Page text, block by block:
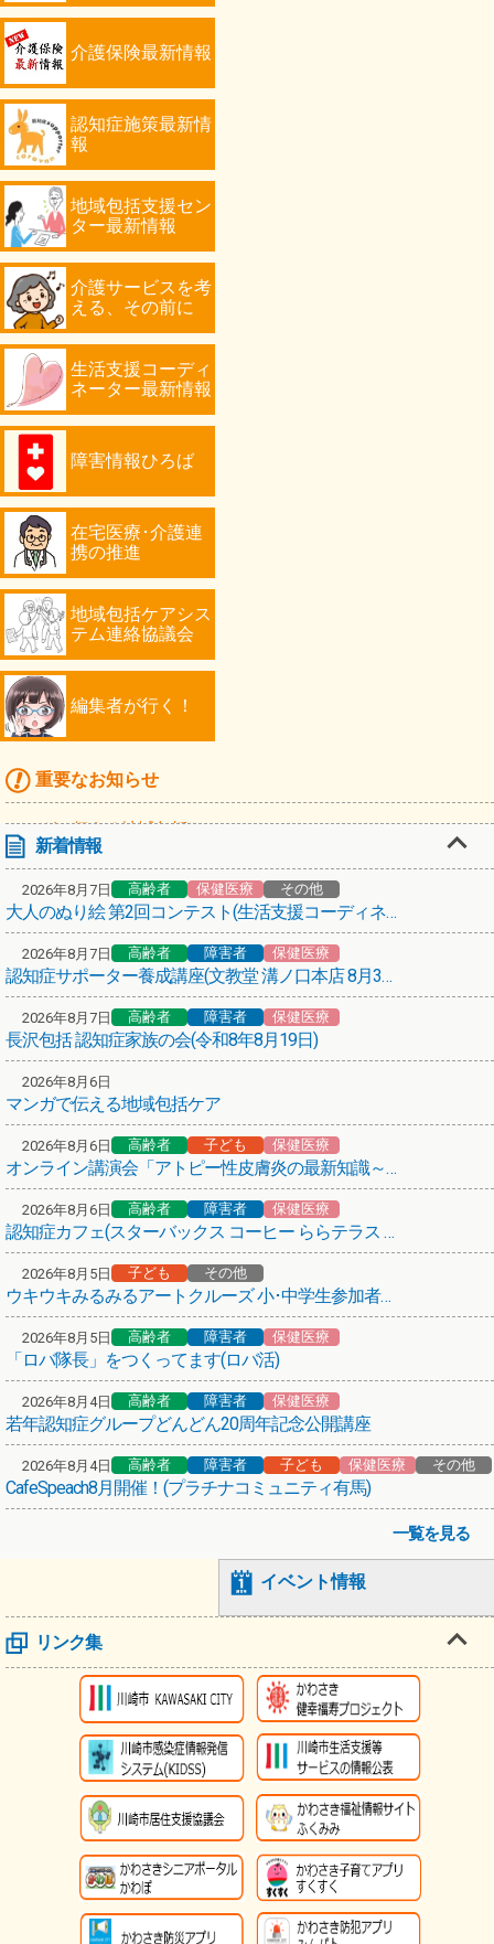
介護保険最新情報
認知症施策最新情
報
地域包括支援セン
ター最新情報
介護サービスを考
える、その前に
生活支援コーディ
ネーター最新情報
障害情報ひろば
在宅医療･介護連
携の推進
地域包括ケアシス
テム連絡協議会
編集者が行く！
重要なお知らせ
マンガで伝える地域包括ケア
高齢者
「川崎シニアフォトコンテスト2026」作品募集！
高齢者 保健医療 その他
第66弾！まち歩きボランティアガイド養成講座
保健医療
熱中症にご注意ください！
介護サービスを考える、その前に
高齢者 保健医療
(介護予防)かかりつけの医療機関からお声がけ
悩み･困りごと相談のご案内
保健医療
紅麹を含む健康食品について
高齢者 障害者 子ども その他
あいちゃんアニメ「アニメ × 地域包括ケア」
新着情報
2026年8月7日 高齢者 保健医療 その他
大人のぬり絵 第2回コンテスト(生活支援コーディネーターミケ猫倶楽部)
2026年8月7日 高齢者 障害者 保健医療
認知症サポーター養成講座(文教堂 溝ノ口本店 8月31日)
2026年8月7日 高齢者 障害者 保健医療
長沢包括 認知症家族の会(令和8年8月19日)
2026年8月6日
マンガで伝える地域包括ケア
2026年8月6日 高齢者 子ども 保健医療
オンライン講演会「アトピー性皮膚炎の最新知識～子どもから大人まで～」
2026年8月6日 高齢者 障害者 保健医療
認知症カフェ(スターバックス コーヒー ららテラス 武蔵小杉店)
2026年8月5日 子ども その他
ウキウキみるみるアートクルーズ 小･中学生参加者募集！
2026年8月5日 高齢者 障害者 保健医療
「ロバ隊長」をつくってます(ロバ活)
2026年8月4日 高齢者 障害者 保健医療
若年認知症グループどんどん20周年記念公開講座
2026年8月4日 高齢者 障害者 子ども 保健医療 その他
CafeSpeach8月開催！(プラチナコミュニティ有馬)
一覧を見る
イベント情報
リンク集